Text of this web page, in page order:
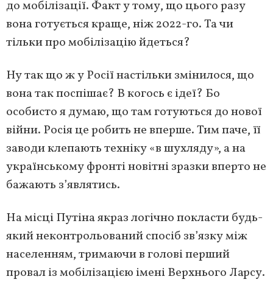
до мобілізації. Факт у тому, що цього разу
вона готується краще, ніж 2022-го. Та чи
тільки про мобілізацію йдеться?
Ну так що ж у Росії настільки змінилося, що
вона так поспішає? В когось є ідеї? Бо
особисто я думаю, що там готуються до нової
війни. Росія це робить не вперше. Тим паче, її
заводи клепають техніку «в шухляду», а на
українському фронті новітні зразки вперто не
бажають з’являтись.
На місці Путіна якраз логічно покласти будь-
який неконтрольований спосіб зв’язку між
населенням, тримаючи в голові перший
провал із мобілізацією імені Верхнього Ларсу.